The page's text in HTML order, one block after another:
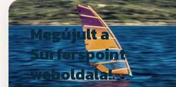
Megújult a
Surferspoint
weboldala!